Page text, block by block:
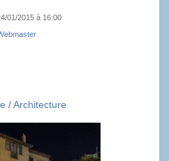
01/2015 à 16:00
/Architecture